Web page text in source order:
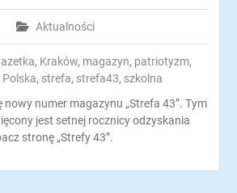
Aktualności
, Kraków, magazyn, patriotyzm,
Polska, strefa, strefa43, szkolna
nowy numer magazynu „Strefa 43”. Tym
jest setnej rocznicy odzyskania
stronę „Strefy 43”.